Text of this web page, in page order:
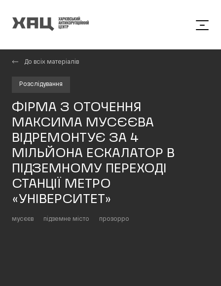
До всіх матеріалів
Розслідування
ФІРМА З ОТОЧЕННЯ
МАКСИМА МУСЄЄВА
ВІДРЕМОНТУЄ ЗА 4
МІЛЬЙОНА ЕСКАЛАТОР В
ПІДЗЕМНОМУ ПЕРЕХОДІ
СТАНЦІЇ МЕТРО
«УНІВЕРСИТЕТ»
мусєєв підземне місто прозорро